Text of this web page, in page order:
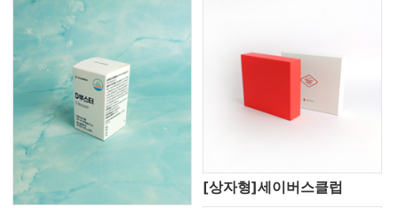
[상자형]세이버스클럽